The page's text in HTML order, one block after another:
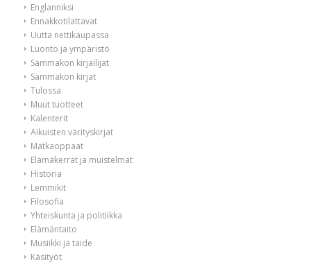
Englanniksi
Ennakkotilattavat
Uutta nettikaupassa
Luonto ja ympäristö
Sammakon kirjailijat
Sammakon kirjat
Tulossa
Muut tuotteet
Kalenterit
Aikuisten värityskirjat
Matkaoppaat
Elämäkerrat ja muistelmat
Historia
Lemmikit
Filosofia
Yhteiskunta ja politiikka
Elämäntaito
Musiikki ja taide
Käsityöt